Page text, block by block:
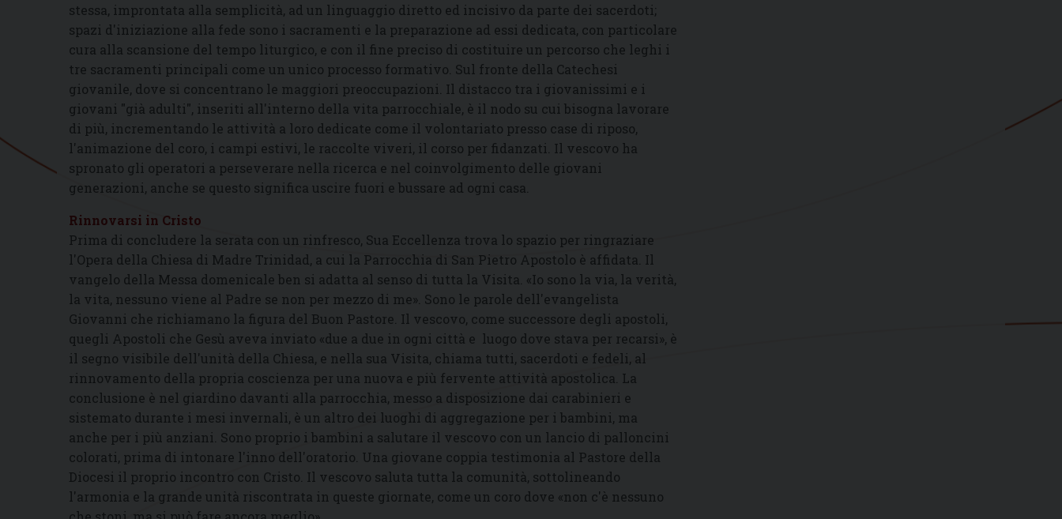
stessa, improntata alla semplicità, ad un linguaggio diretto ed incisivo da parte dei sacerdoti;
spazi d'iniziazione alla fede sono i sacramenti e la preparazione ad essi dedicata, con particolare
cura alla scansione del tempo liturgico, e con il fine preciso di costituire un percorso che leghi i
tre sacramenti principali come un unico processo formativo. Sul fronte della Catechesi
giovanile, dove si concentrano le maggiori preoccupazioni. Il distacco tra i giovanissimi e i
giovani "già adulti", inseriti all'interno della vita parrocchiale, è il nodo su cui bisogna lavorare
di più, incrementando le attività a loro dedicate come il volontariato presso case di riposo,
l'animazione del coro, i campi estivi, le raccolte viveri, il corso per fidanzati. Il vescovo ha
spronato gli operatori a perseverare nella ricerca e nel coinvolgimento delle giovani
generazioni, anche se questo significa uscire fuori e bussare ad ogni casa.
Rinnovarsi in Cristo
Prima di concludere la serata con un rinfresco, Sua Eccellenza trova lo spazio per ringraziare
l'Opera della Chiesa di Madre Trinidad, a cui la Parrocchia di San Pietro Apostolo è affidata. Il
vangelo della Messa domenicale ben si adatta al senso di tutta la Visita. «Io sono la via, la verità,
la vita, nessuno viene al Padre se non per mezzo di me». Sono le parole dell'evangelista
Giovanni che richiamano la figura del Buon Pastore. Il vescovo, come successore degli apostoli,
quegli Apostoli che Gesù aveva inviato «due a due in ogni città e luogo dove stava per recarsi», è
il segno visibile dell'unità della Chiesa, e nella sua Visita, chiama tutti, sacerdoti e fedeli, al
rinnovamento della propria coscienza per una nuova e più fervente attività apostolica. La
conclusione è nel giardino davanti alla parrocchia, messo a disposizione dai carabinieri e
sistemato durante i mesi invernali, è un altro dei luoghi di aggregazione per i bambini, ma
anche per i più anziani. Sono proprio i bambini a salutare il vescovo con un lancio di palloncini
colorati, prima di intonare l'inno dell'oratorio. Una giovane coppia testimonia al Pastore della
Diocesi il proprio incontro con Cristo. Il vescovo saluta tutta la comunità, sottolineando
l'armonia e la grande unità riscontrata in queste giornate, come un coro dove «non c'è nessuno